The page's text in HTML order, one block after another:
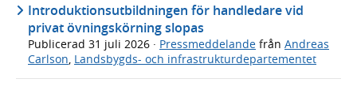
Introduktionsutbildningen för handledare vid
privat övningskörning slopas
Publicerad 31 juli 2026 · Pressmeddelande från Andreas
Carlson, Landsbygds- och infrastrukturdepartementet